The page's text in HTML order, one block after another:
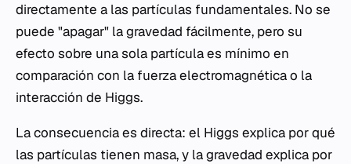
directamente a las partículas fundamentales. No se
puede "apagar" la gravedad fácilmente, pero su
efecto sobre una sola partícula es mínimo en
comparación con la fuerza electromagnética o la
interacción de Higgs.
La consecuencia es directa: el Higgs explica por qué
las partículas tienen masa, y la gravedad explica por